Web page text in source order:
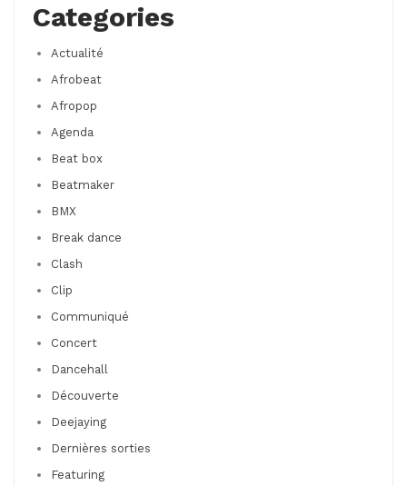
Categories
Actualité
Afrobeat
Afropop
Agenda
Beat box
Beatmaker
BMX
Break dance
Clash
Clip
Communiqué
Concert
Dancehall
Découverte
Deejaying
Dernières sorties
Featuring